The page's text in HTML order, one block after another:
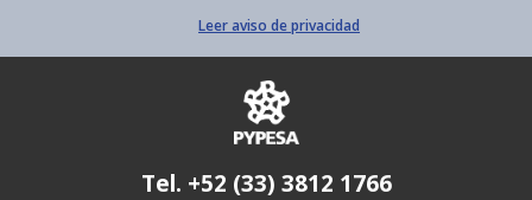
Leer aviso de privacidad
Tel. +52 (33) 3812 1766